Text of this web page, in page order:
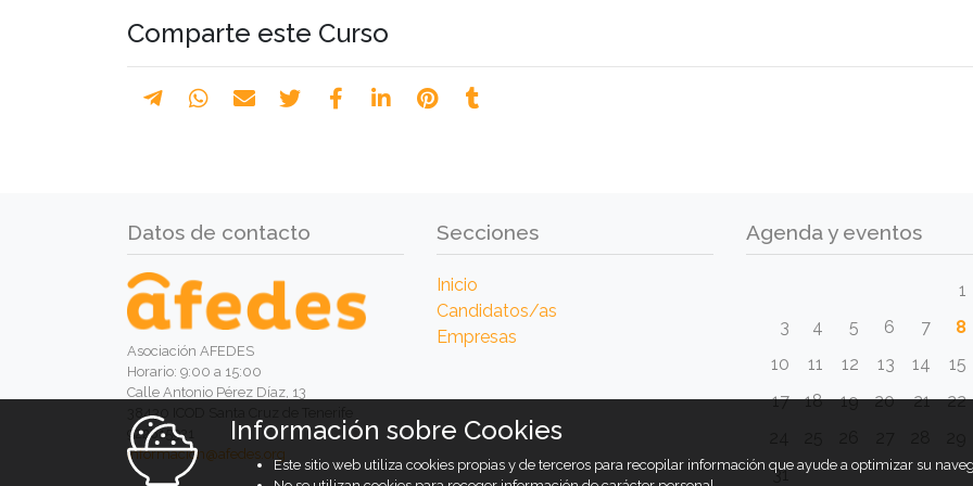
Comparte este Curso
Datos de contacto
Asociación AFEDES
Horario: 9:00 a 15:00
Calle Antonio Pérez Díaz, 13
38430 ICOD Santa Cruz de Tenerife
922815921
informacion@afedes.org
Secciones
Inicio
Candidatos/as
Empresas
Agenda y eventos
1
3
4 5 6 7 8
10
11 12 13 14 15
17
18 19 20 21 22
31
Información sobre Cookies
Este sitio web utiliza cookies propias y de terceros para recopilar información que ayude a optimizar su